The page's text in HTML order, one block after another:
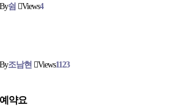
By쉼 Views4
By조남현 Views1123
약요